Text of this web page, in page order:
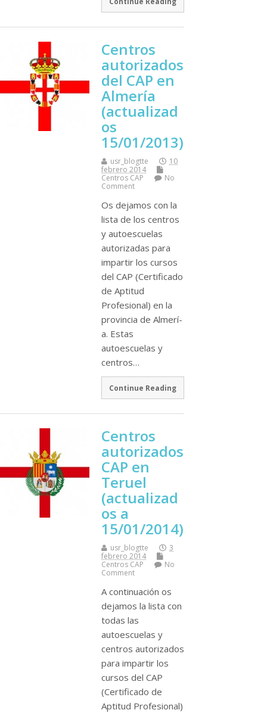
Centros
autorizados
del CAP en
Almerí­a
(actualizad
os
15/01/2013)
usr_blogtte
10
febrero 2014
Centros CAP
No
Comment
Os dejamos con la
lista de los centros
y autoescuelas
autorizadas para
impartir los cursos
del CAP (Certificado
de Aptitud
Profesional) en la
provincia de Almerí­
a. Estas
autoescuelas y
centros…
Continue Reading
Centros
autorizados
CAP en
Teruel
(actualizad
os a
15/01/2014)
usr_blogtte
3
febrero 2014
Centros CAP
No
Comment
A continuación os
dejamos la lista con
todas las
autoescuelas y
centros autorizados
para impartir los
cursos del CAP
(Certificado de
Aptitud Profesional)